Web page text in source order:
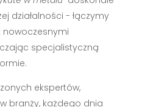
działalności - łączymy
nowoczesnymi
specjalistyczną
ekspertów,
branży, każdego dnia